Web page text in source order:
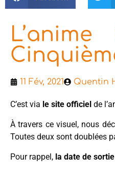
11 Fév, 2021 Quentin
C’est via le site officiel de
À travers ce visuel, nous
Toutes deux sont doublées
Pour rappel, la date de sortie